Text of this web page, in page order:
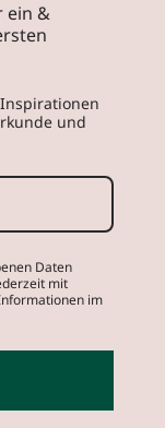
ein &
und
Daten
mit
im